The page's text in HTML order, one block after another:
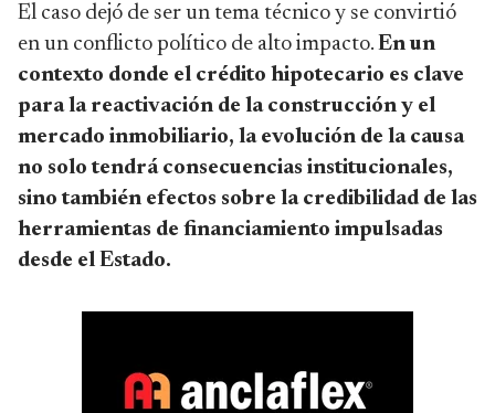
El caso dejó de ser un tema técnico y se convirtió
en un conflicto político de alto impacto. En un
contexto donde el crédito hipotecario es clave
para la reactivación de la construcción y el
mercado inmobiliario, la evolución de la causa
no solo tendrá consecuencias institucionales,
sino también efectos sobre la credibilidad de las
herramientas de financiamiento impulsadas
desde el Estado.